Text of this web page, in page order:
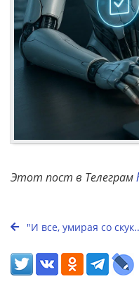
Этот пост в Телеграм
"И все, умирая со